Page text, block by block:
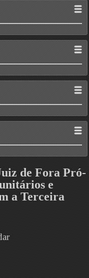
de Fora Pró-
e
a Terceira